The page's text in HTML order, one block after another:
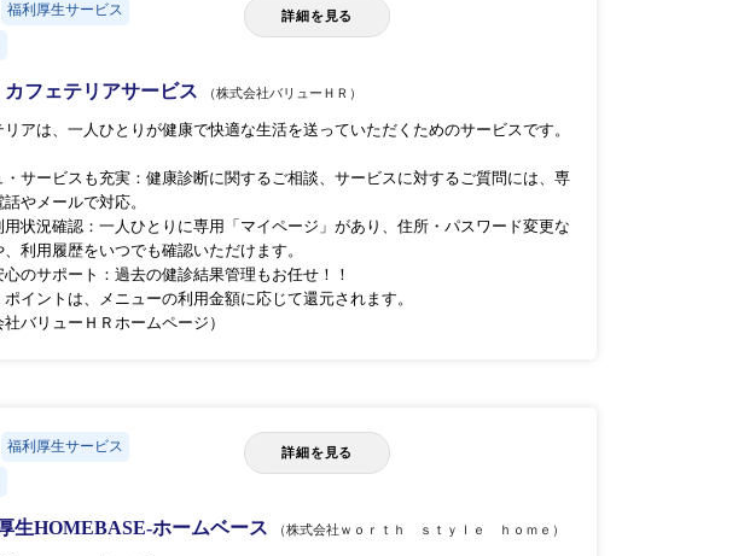
福利厚生サービス 詳細を見る
フェテリアサービス （株式会社バリューＨＲ）
アは、一人ひとりが健康で快適な生活を送っていただくためのサービスです。
・サービスも充実：健康診断に関するご相談、サービスに対するご質問には、専
やメールで対応。
用状況確認：一人ひとりに専用「マイページ」があり、住所・パスワード変更な
利用履歴をいつでも確認いただけます。
心のサポート：過去の健診結果管理もお任せ！！
ポイントは、メニューの利用金額に応じて還元されます。
社バリューＨＲホームページ）
福利厚生サービス 詳細を見る
生HOMEBASE-ホームベース （株式会社ｗｏｒｔｈ ｓｔｙｌｅ ｈｏｍｅ）